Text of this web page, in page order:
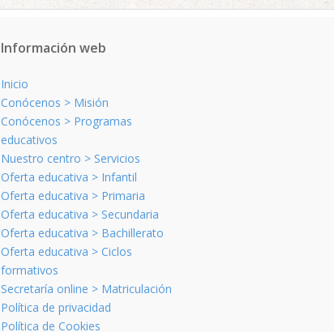
Información web
Inicio
Conócenos > Misión
Conócenos > Programas
educativos
Nuestro centro > Servicios
Oferta educativa > Infantil
Oferta educativa > Primaria
Oferta educativa > Secundaria
Oferta educativa > Bachillerato
Oferta educativa > Ciclos
formativos
Secretaría online > Matriculación
Política de privacidad
Política de Cookies